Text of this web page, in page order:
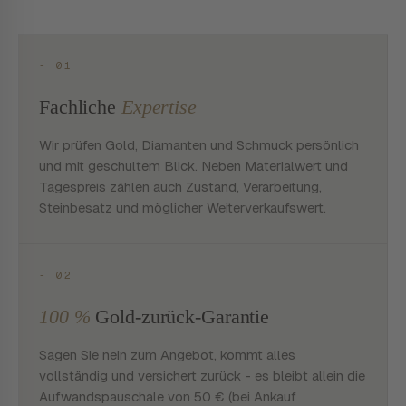
- 01
Fachliche Expertise
Wir prüfen Gold, Diamanten und Schmuck persönlich
und mit geschultem Blick. Neben Materialwert und
Tagespreis zählen auch Zustand, Verarbeitung,
Steinbesatz und möglicher Weiterverkaufswert.
- 02
100 % Gold-zurück-Garantie
Sagen Sie nein zum Angebot, kommt alles
vollständig und versichert zurück - es bleibt allein die
Aufwandspauschale von 50 € (bei Ankauf